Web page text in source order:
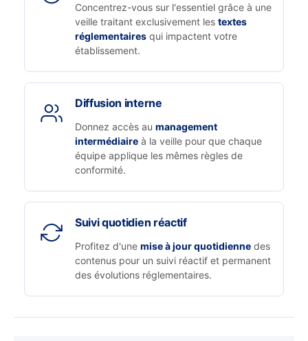
Concentrez-vous sur l'essentiel grâce à une
veille traitant exclusivement les textes
réglementaires qui impactent votre
établissement.
Diffusion interne
Donnez accès au management
intermédiaire à la veille pour que chaque
équipe applique les mêmes règles de
conformité.
Suivi quotidien réactif
Profitez d'une mise à jour quotidienne des
contenus pour un suivi réactif et permanent
des évolutions réglementaires.